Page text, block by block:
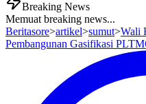
Breaking News
Memuat breaking news...
Beritasore>artikel>sumut>Wali
Pembangunan Gasifikasi